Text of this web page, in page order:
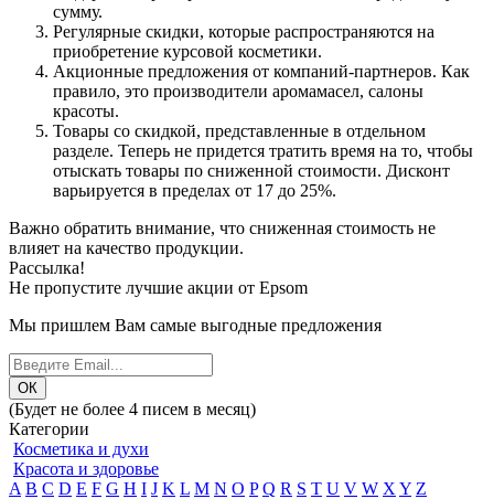
сумму.
Регулярные скидки, которые распространяются на
приобретение курсовой косметики.
Акционные предложения от компаний-партнеров. Как
правило, это производители аромамасел, салоны
красоты.
Товары со скидкой, представленные в отдельном
разделе. Теперь не придется тратить время на то, чтобы
отыскать товары по сниженной стоимости. Дисконт
варьируется в пределах от 17 до 25%.
Важно обратить внимание, что сниженная стоимость не
влияет на качество продукции.
Рассылка!
Не пропустите лучшие акции от Epsom
Мы пришлем Вам самые выгодные предложения
(Будет не более 4 писем в месяц)
Категории
Косметика и духи
Красота и здоровье
A B C D E F G H I J K L M N O P Q R S T U V W X Y Z